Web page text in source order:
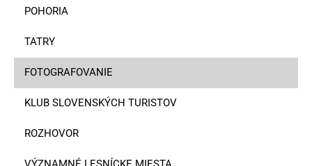
POHORIA
TATRY
FOTOGRAFOVANIE
KLUB SLOVENSKÝCH TURISTOV
ROZHOVOR